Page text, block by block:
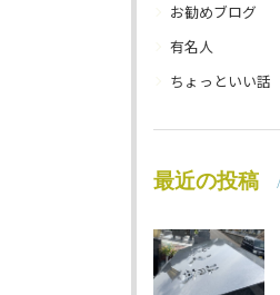
お勧めブログ
有名人
ちょっといい話
最近の投稿